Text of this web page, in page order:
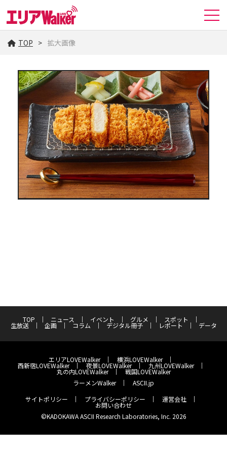
TOP 拡大画像
TOP ニュース イベント グルメ スポット
生放送 企画 コラム デジタル冊子 レポート データ
エリアLOVEWalker 横浜LOVEWalker
西新宿LOVEWalker 夜景LOVEWalker 九州LOVEWalker
丸の内LOVEWalker
戦国LOVEWalker
ラーメンWalker
ASCII.jp
サイトポリシー
プライバシーポリシー 運営会社
お問い合わせ
©KADOKAWA ASCII Research Laboratories, Inc. 2026